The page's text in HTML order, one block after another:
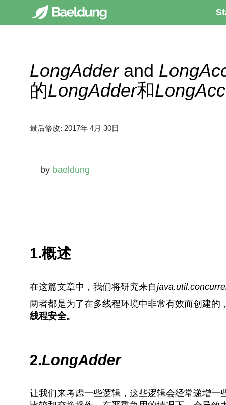
LongAdderand
的LongAdder和
最后修改: 2017年 4月 30日
by baeldung
1.概述
在这篇文章中，我们将研究来自
两者都是为了在多线程环境中非常有效而创建的
线程安全。
2.LongAdder
让我们来考虑一些逻辑，这些逻辑会经常递增一